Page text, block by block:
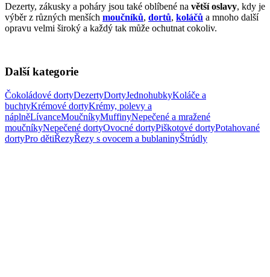
Dezerty, zákusky a poháry jsou také oblíbené na větší oslavy, kdy je
výběr z různých menších moučníků, dortů, koláčů a mnoho další
opravu velmi široký a každý tak může ochutnat cokoliv.
Další kategorie
Čokoládové dortyDezertyDortyJednohubkyKoláče a
buchtyKrémové dortyKrémy, polevy a
náplněLívanceMoučníkyMuffinyNepečené a mražené
moučníkyNepečené dortyOvocné dortyPiškotové dortyPotahované
dortyPro dětiŘezyŘezy s ovocem a bublaninyŠtrúdly